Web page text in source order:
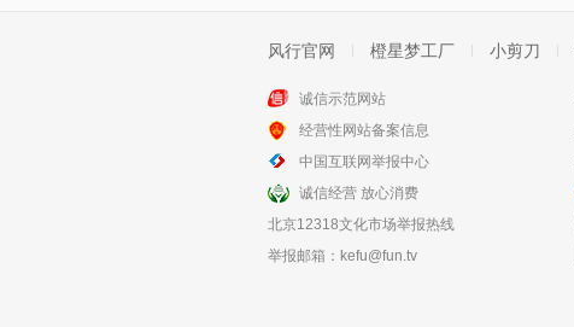
风行官网 橙星梦工厂 小剪刀
诚信示范网站
经营性网站备案信息
中国互联网举报中心
诚信经营 放心消费
北京12318文化市场举报热线
举报邮箱： kefu@fun.tv